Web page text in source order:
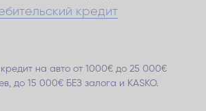
кредит
на авто от 1000€ до 25 000€
до 15 000€ БЕЗ залога и KASKO.